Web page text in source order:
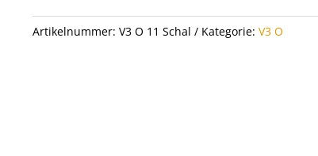
Artikelnummer: V3 O 11 Schal Kategorie: V3 O